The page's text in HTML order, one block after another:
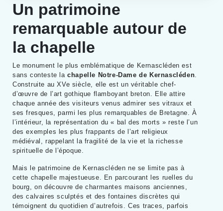
Un patrimoine
remarquable autour de
la chapelle
Le monument le plus emblématique de Kernascléden est
sans conteste lachapelle Notre-Dame de Kernascléden.
Construite au XVe siècle, elle est un véritable chef-
d’œuvre de l’art gothique flamboyant breton. Elle attire
chaque année des visiteurs venus admirer ses vitraux et
ses fresques, parmi les plus remarquables de Bretagne. À
l’intérieur, la représentation du « bal des morts » reste l’un
des exemples les plus frappants de l’art religieux
médiéval, rappelant la fragilité de la vie et la richesse
spirituelle de l’époque.
Mais le patrimoine de Kernascléden ne se limite pas à
cette chapelle majestueuse. En parcourant les ruelles du
bourg, on découvre de charmantes maisons anciennes,
des calvaires sculptés et des fontaines discrètes qui
témoignent du quotidien d’autrefois. Ces traces, parfois